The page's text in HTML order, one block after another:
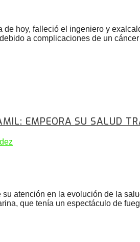
de hoy, falleció el ingeniero y
a complicaciones de un
EMPEORA SU SALUD
su atención en la evolución de la
que tenía un espectáculo de